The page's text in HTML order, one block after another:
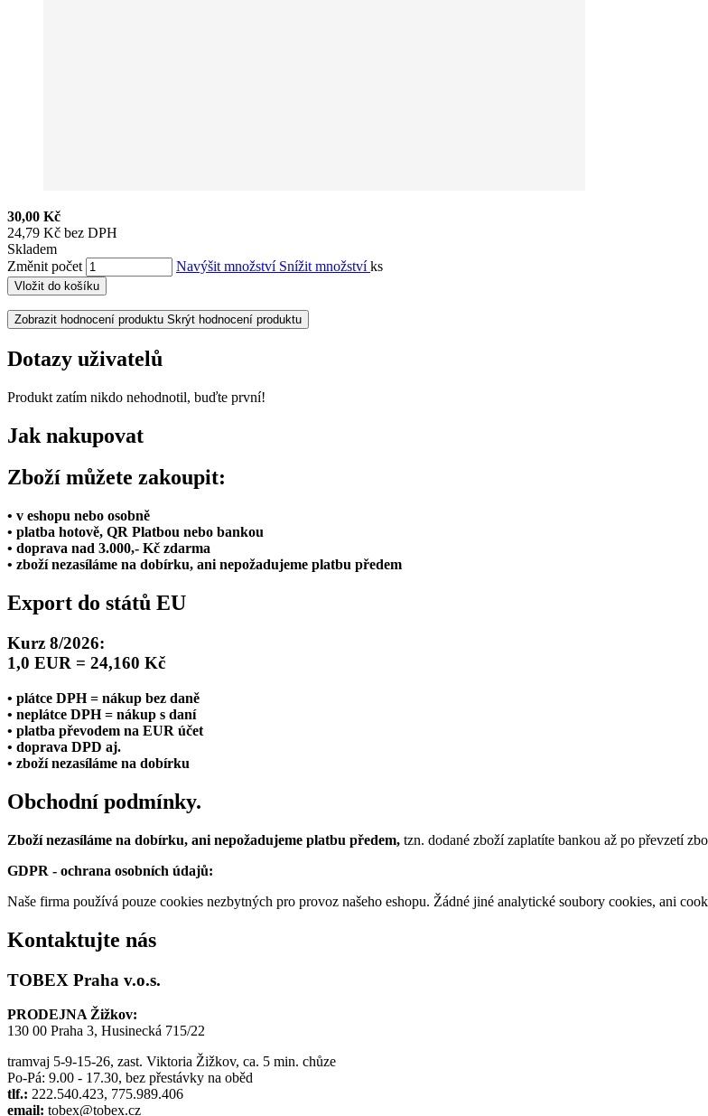
30,00 Kč
24,79 Kč bez DPH
Skladem
Změnit počet
Navýšit množství Snížit množstvíks
Vložit do košíku
Zobrazit hodnocení produktu Skrýt hodnocení produktu
Dotazy uživatelů
Produkt zatím nikdo nehodnotil, buďte první!
Jak nakupovat
Zboží můžete zakoupit:
• v eshopu nebo osobně
• platba hotově, QR Platbou nebo bankou
• doprava nad 3.000,- Kč zdarma
• zboží nezasíláme na dobírku, ani nepožadujeme platbu předem
Export do států EU
Kurz 8/2026:
1,0 EUR = 24,160 Kč
• plátce DPH = nákup bez daně
• neplátce DPH = nákup s daní
• platba převodem na EUR účet
• doprava DPD aj.
• zboží nezasíláme na dobírku
Obchodní podmínky.
Zboží nezasíláme na dobírku, ani nepožadujeme platbu předem, tzn. dodané zboží zaplatíte bankou až po převzetí
GDPR - ochrana osobních údajů:
Naše firma používá pouze cookies nezbytných pro provoz našeho eshopu. Žádné jiné analytické soubory cookies, ani
Kontaktujte nás
TOBEX Praha v.o.s.
PRODEJNA Žižkov:
130 00 Praha 3, Husinecká 715/22
tramvaj 5-9-15-26, zast. Viktoria Žižkov, ca. 5 min. chůze
Po-Pá: 9.00 - 17.30, bez přestávky na oběd
tlf.: 222.540.423, 775.989.406
email: tobex@tobex.cz